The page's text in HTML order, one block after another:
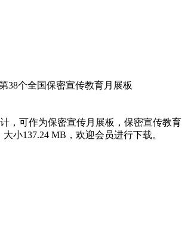
38个全国保密宣传教育月展板
，可作为保密宣传月展板，保密宣传教
小137.24 MB，欢迎会员进行下载。